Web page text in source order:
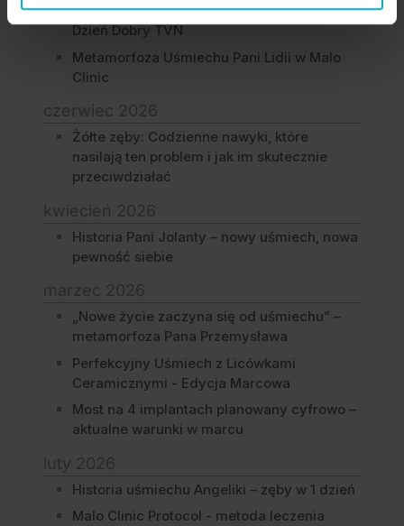
Ograniczeń: Historia Bohaterów Programu
Dzień Dobry TVN
Metamorfoza Uśmiechu Pani Lidii w Malo
Clinic
Żółte zęby: Codzienne nawyki, które
nasilają ten problem i jak im skutecznie
przeciwdziałać
Historia Pani Jolanty – nowy uśmiech, nowa
pewność siebie
„Nowe życie zaczyna się od uśmiechu” –
metamorfoza Pana Przemysława
Perfekcyjny Uśmiech z Licówkami
Ceramicznymi - Edycja Marcowa
Most na 4 implantach planowany cyfrowo –
aktualne warunki w marcu
Historia uśmiechu Angeliki – zęby w 1 dzień
Malo Clinic Protocol - metoda leczenia